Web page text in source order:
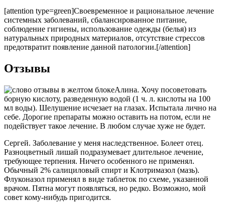
[attention type=green]Своевременное и рациональное лечение
системных заболеваний, сбалансированное питание,
соблюдение гигиены, использование одежды (белья) из
натуральных природных материалов, отсутствие стрессов
предотвратит появление данной патологии.[/attention]
Отзывы
Алина. Хочу посоветовать
борную кислоту, разведенную водой (1 ч. л. кислоты на 100
мл воды). Шелушение исчезает на глазах. Испытала лично на
себе. Дорогие препараты можно оставить на потом, если не
подействует такое лечение. В любом случае хуже не будет.
Сергей. Заболевание у меня наследственное. Болеет отец.
Разноцветный лишай подразумевает длительное лечение,
требующее терпения. Ничего особенного не применял.
Обычный 2% салициловый спирт и Клотримазол (мазь).
Флуконазол применял в виде таблеток по схеме, указанной
врачом. Пятна могут появляться, но редко. Возможно, мой
совет кому-нибудь пригодится.